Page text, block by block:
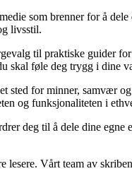
som brenner for å
livsstil.
til praktiske guider
skal føle deg trygg i dine
for minner, samvær
og funksjonaliteten i
deg til å dele dine
Vårt team av